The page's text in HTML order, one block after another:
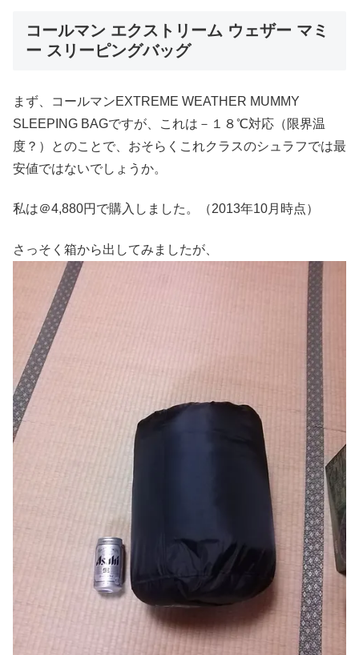
コールマン エクストリーム ウェザー マミ
ー スリーピングバッグ
まず、コールマンEXTREME WEATHER MUMMY
SLEEPING BAGですが、これは－１８℃対応（限界温
度？）とのことで、おそらくこれクラスのシュラフでは最
安値ではないでしょうか。
私は＠4,880円で購入しました。（2013年10月時点）
さっそく箱から出してみましたが、